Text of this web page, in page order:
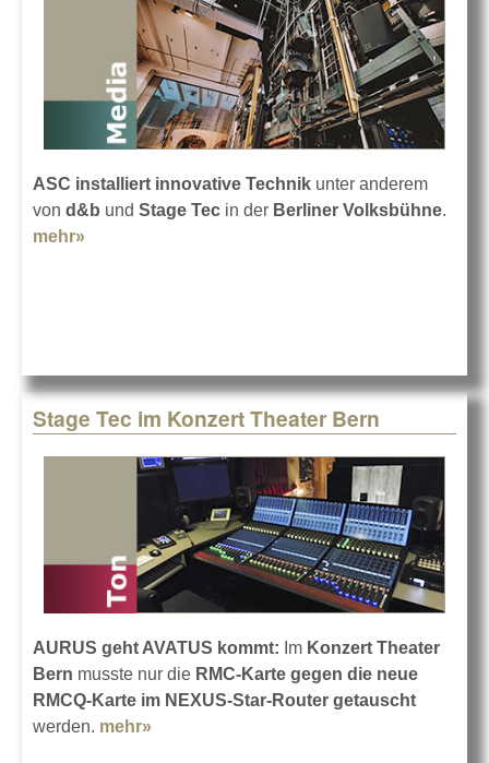
ASC installiert innovative Technik unter anderem
von d&b und Stage Tec in der Berliner Volksbühne.
mehr»
Stage Tec im Konzert Theater Bern
AURUS geht AVATUS kommt: Im Konzert Theater
Bern musste nur die RMC-Karte gegen die neue
RMCQ-Karte im NEXUS-Star-Router getauscht
werden. mehr»